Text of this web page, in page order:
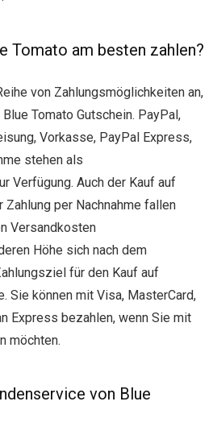
Tomato am besten zahlen?
von Zahlungsmöglichkeiten an,
Tomato Gutschein. PayPal,
Vorkasse, PayPal Express,
stehen als
Verfügung. Auch der Kauf auf
per Nachnahme fallen
Versandkosten
Höhe sich nach dem
für den Kauf auf
Sie können mit Visa, MasterCard,
Express bezahlen, wenn Sie mit
möchten.
von Blue